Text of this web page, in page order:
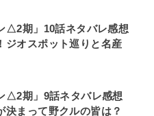
△2期」10話ネタバレ感想
ジオスポット巡りと名産
△2期」9話ネタバレ感想
決まって野クルの皆は？